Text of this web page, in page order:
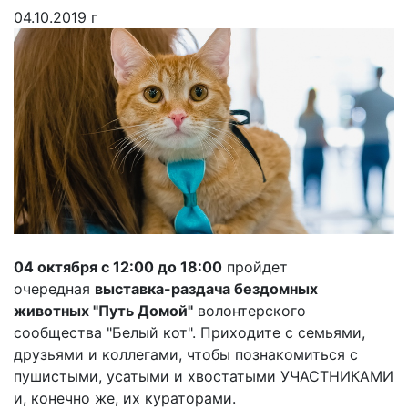
04.10.2019 г
04 октября с 12:00 до 18:00 пройдет
очередная выставка-раздача бездомных
животных "Путь Домой" волонтерского
сообщества "Белый кот". Приходите с семьями,
друзьями и коллегами, чтобы познакомиться с
пушистыми, усатыми и хвостатыми УЧАСТНИКАМИ
и, конечно же, их кураторами.